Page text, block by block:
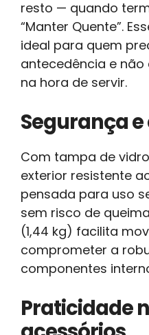
resto — quando
“Manter Quente”.
ideal para quem
antecedência e
na hora de servir.
Segurança
Com tampa de
exterior resistente
pensada para uso
sem risco de
(1,44 kg) facilita
comprometer a
componentes
Praticidade